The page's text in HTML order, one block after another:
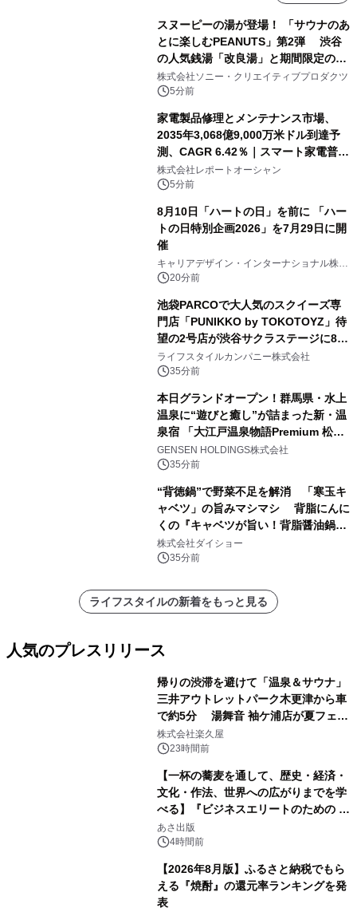
スヌーピーの湯が登場！ 「サウナのあ
とに楽しむPEANUTS」第2弾 渋谷
の人気銭湯「改良湯」と期間限定のコ
ラボレーション サウナイキタイコラ
ボグッズも発売決定！
株式会社ソニー・クリエイティブプロダクツ
5分前
家電製品修理とメンテナンス市場、
2035年3,068億9,000万米ドル到達予
測、CAGR 6.42％｜スマート家電普
及・循環型経済・メンテナンス需要拡
大が成長を加速
株式会社レポートオーシャン
5分前
8月10日「ハートの日」を前に 「ハー
トの日特別企画2026」を7月29日に開
催
キャリアデザイン・インターナショナル株式
会社20分前
池袋PARCOで大人気のスクイーズ専
門店「PUNIKKO by TOKOTOYZ」待
望の2号店が渋谷サクラステージに8月
21日オープン！
ライフスタイルカンパニー株式会社
35分前
本日グランドオープン！群馬県・水上
温泉に“遊びと癒し”が詰まった新・温
泉宿 「大江戸温泉物語Premium 松乃
井」が誕生
GENSEN HOLDINGS株式会社
35分前
“背徳鍋”で野菜不足を解消 「寒玉キ
ャベツ」の旨みマシマシ 背脂にんに
くの『キャベツが旨い！背脂醤油鍋ス
ープ』発売
株式会社ダイショー
35分前
ライフスタイルの新着をもっと見る
人気のプレスリリース
帰りの渋滞を避けて「温泉＆サウナ」
三井アウトレットパーク木更津から車
で約5分 湯舞音 袖ケ浦店が夏フェア
メニューを提供
株式会社楽久屋
23時間前
【一杯の蕎麦を通して、歴史・経済・
文化・作法、世界への広がりまでを学
べる】『ビジネスエリートのための 教
養としての蕎麦』2026年8月25日
（火）発売
あさ出版
4時間前
【2026年8月版】ふるさと納税でもら
える『焼酎』の還元率ランキングを発
表